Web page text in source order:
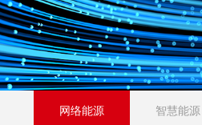
网络能源 智慧能源